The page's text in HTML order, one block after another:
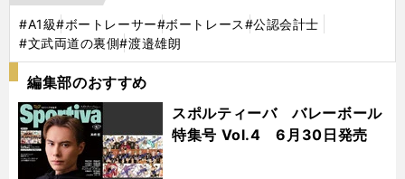
#A1級#ボートレーサー#ボートレース#公認会計士
#文武両道の裏側#渡邉雄朗
編集部のおすすめ
スポルティーバ バレーボール
特集号 Vol.4 6月30日発売